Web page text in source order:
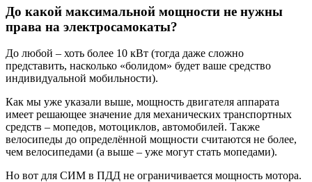
До какой максимальной мощности не нужны
права на электросамокаты?
До любой – хоть более 10 кВт (тогда даже сложно
представить, насколько «болидом» будет ваше средство
индивидуальной мобильности).
Как мы уже указали выше, мощность двигателя аппарата
имеет решающее значение для механических транспортных
средств – мопедов, мотоциклов, автомобилей. Также
велосипеды до определённой мощности считаются не более,
чем велосипедами (а выше – уже могут стать мопедами).
Но вот для СИМ в ПДД не ограничивается мощность мотора.